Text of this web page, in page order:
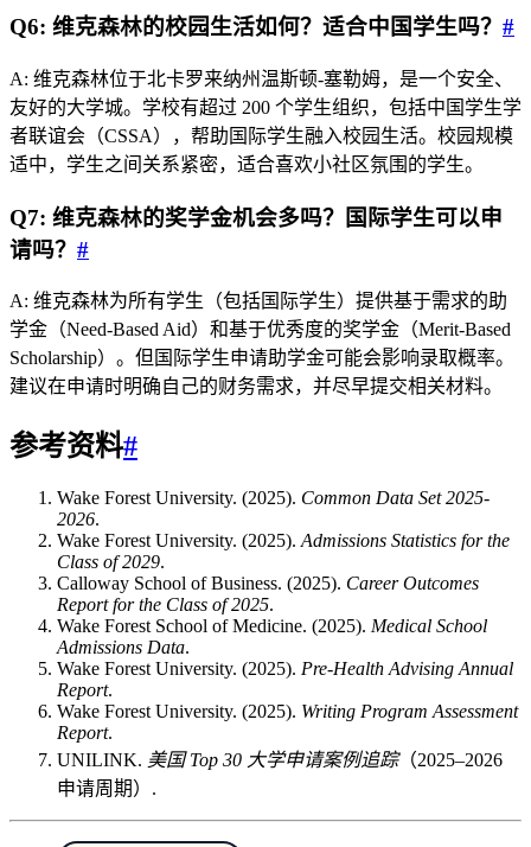
Q6: 维克森林的校园生活如何？适合中国学生吗？ #
A: 维克森林位于北卡罗来纳州温斯顿-塞勒姆，是一个安全、
友好的大学城。学校有超过 200 个学生组织，包括中国学生学
者联谊会（CSSA），帮助国际学生融入校园生活。校园规模
适中，学生之间关系紧密，适合喜欢小社区氛围的学生。
Q7: 维克森林的奖学金机会多吗？国际学生可以申
请吗？ #
A: 维克森林为所有学生（包括国际学生）提供基于需求的助
学金（Need-Based Aid）和基于优秀度的奖学金（Merit-Based
Scholarship）。但国际学生申请助学金可能会影响录取概率。
建议在申请时明确自己的财务需求，并尽早提交相关材料。
参考资料#
Wake Forest University. (2025). Common Data Set 2025-
2026.
Wake Forest University. (2025). Admissions Statistics for the
Class of 2029.
Calloway School of Business. (2025). Career Outcomes
Report for the Class of 2025.
Wake Forest School of Medicine. (2025). Medical School
Admissions Data.
Wake Forest University. (2025). Pre-Health Advising Annual
Report.
Wake Forest University. (2025). Writing Program Assessment
Report.
UNILINK. 美国 Top 30 大学申请案例追踪（2025–2026
申请周期）.